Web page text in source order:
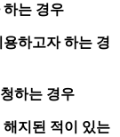
는 경우
하고자 하는 경
하는 경우
지된 적이 있는